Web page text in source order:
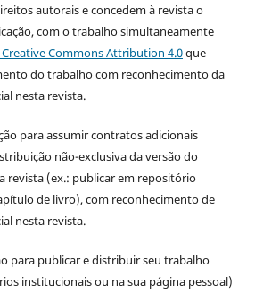
autorais e concedem à revista o
com o trabalho simultaneamente
Creative Commons Attribution 4.0que
do trabalho com reconhecimento da
nesta revista.
para assumir contratos adicionais
não-exclusiva da versão do
revista (ex.: publicar em repositório
de livro), com reconhecimento de
nesta revista.
para publicar e distribuir seu trabalho
institucionais ou na sua página pessoal)